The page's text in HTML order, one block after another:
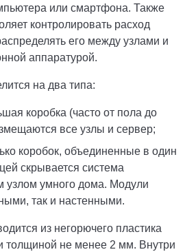
или смартфона. Также
контролировать расход
его между узлами и
аппаратурой.
на два типа:
коробка (часто от пола до
все узлы и сервер;
коробок, объединенные в один
скрывается система
узлом умного дома. Модули
так и настенными.
из негорючего пластика
толщиной не менее 2 мм. Внутри